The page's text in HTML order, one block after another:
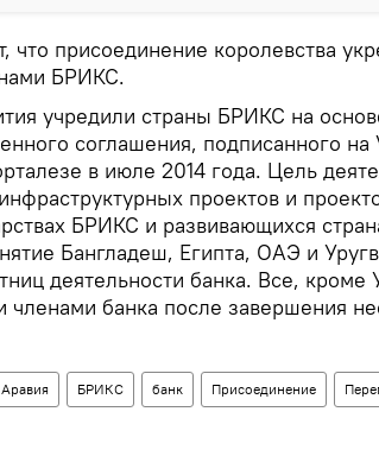
что присоединение королевства
БРИКС.
учредили страны БРИКС на
соглашения, подписанного на
в июле 2014 года. Цель
проектов и
БРИКС и развивающихся
Бангладеш, Египта, ОАЭ и
деятельности банка. Все, кроме
членами банка после завершения
БРИКС банк Присоединение